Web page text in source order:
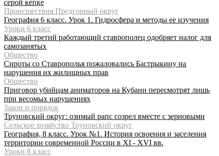
серой кепке
Происшествия Предгорный округ
География 6 класс. Урок 1. Гидросфера и методы ее изучения
Уроки 6 класс
Каждый третий работающий ставрополец одобряет налог для
самозанятых
Общество
Сироты со Ставрополья пожаловались Бастрыкину на
нарушения их жилищных прав
Общество
Приговор убийцам аниматоров на Кубани пересмотрят лишь
при весомых нарушениях
Закон и порядок
Труновский округ: озимый рапс созрел вместе с зерновыми
Сельское хозяйство Труновский округ
География, 8 класс. Урок №1. История освоения и заселения
территории современной России в XI - XVI вв.
Уроки 8 класс